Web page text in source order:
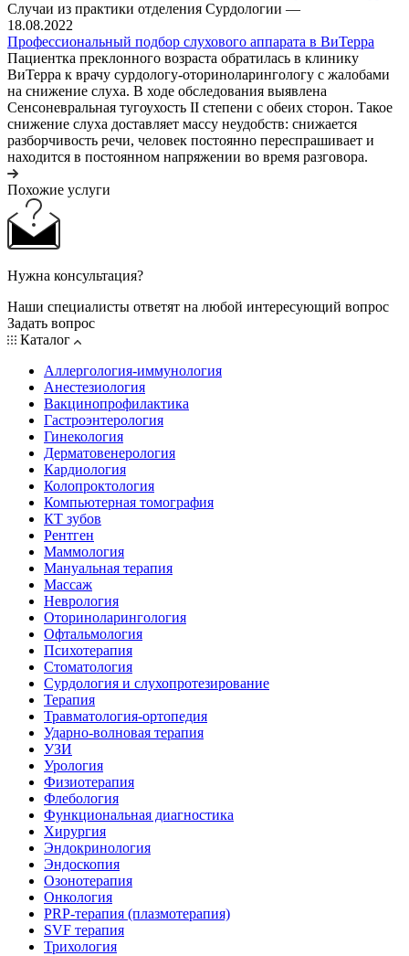
Случаи из практики отделения Сурдологии —
18.08.2022
Профессиональный подбор слухового аппарата в ВиТерра
Пациентка преклонного возраста обратилась в клинику
ВиТерра к врачу сурдологу-оториноларингологу с жалобами
на снижение слуха. В ходе обследования выявлена
Сенсоневральная тугоухость II степени с обеих сторон. Такое
снижение слуха доставляет массу неудобств: снижается
разборчивость речи, человек постоянно переспрашивает и
находится в постоянном напряжении во время разговора.
Похожие услуги
Нужна консультация?
Наши специалисты ответят на любой интересующий вопрос
Задать вопрос
Каталог
Аллергология-иммунология
Анестезиология
Вакцинопрофилактика
Гастроэнтерология
Гинекология
Дерматовенерология
Кардиология
Колопроктология
Компьютерная томография
КТ зубов
Рентген
Маммология
Мануальная терапия
Массаж
Неврология
Оториноларингология
Офтальмология
Психотерапия
Стоматология
Сурдология и слухопротезирование
Терапия
Травматология-ортопедия
Ударно-волновая терапия
УЗИ
Урология
Физиотерапия
Флебология
Функциональная диагностика
Хирургия
Эндокринология
Эндоскопия
Озонотерапия
Онкология
PRP-терапия (плазмотерапия)
SVF терапия
Трихология